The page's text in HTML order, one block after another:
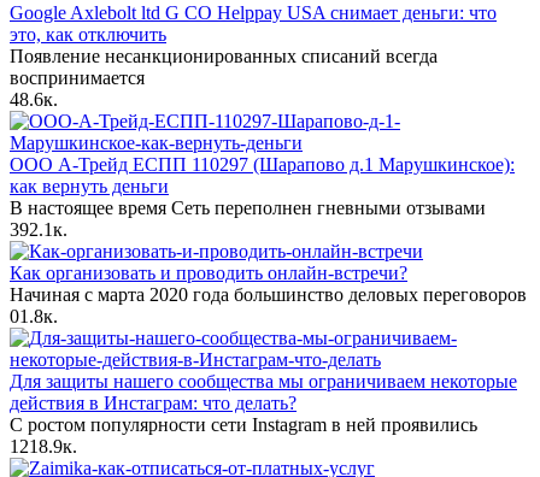
Google Axlebolt ltd G CO Helppay USA снимает деньги: что
это, как отключить
Появление несанкционированных списаний всегда
воспринимается
48.6к.
ООО А-Трейд ЕСПП 110297 (Шарапово д.1 Марушкинское):
как вернуть деньги
В настоящее время Сеть переполнен гневными отзывами
392.1к.
Как организовать и проводить онлайн-встречи?
Начиная с марта 2020 года большинство деловых переговоров
01.8к.
Для защиты нашего сообщества мы ограничиваем некоторые
действия в Инстаграм: что делать?
С ростом популярности сети Instagram в ней проявились
1218.9к.